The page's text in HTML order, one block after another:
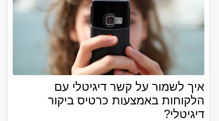
איך לשמור על קשר דיגיטלי עם
הלקוחות באמצעות כרטיס ביקור
דיגיטלי?